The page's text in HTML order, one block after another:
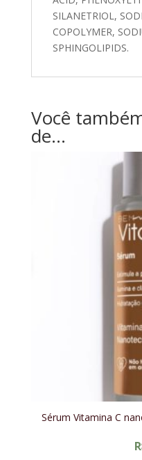
SILANETRIOL,
COPOLYMER,
SPHINGOLIPIDS.
Você
de…
Sérum Vitamina C